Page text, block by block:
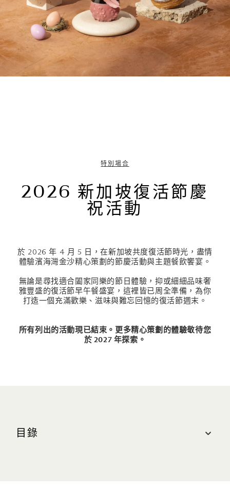
特別場合
2026 新加坡復活節慶
祝活動
於 2026 年 4 月 5 日，在新加坡共度復活節時光，盡情
體驗濱海灣金沙精心策劃的節慶活動與主題餐飲饗宴。
無論是尋找適合闔家同樂的節日體驗，抑或細細品味奢
雅豐盛的復活節早午餐盛宴，這裡皆已周全準備，為你
打造一個充滿歡樂、滋味與難忘回憶的復活節週末。
所有列出的活動現已結束。更多精心策劃的體驗敬待您
於 2027 年探索。
目錄